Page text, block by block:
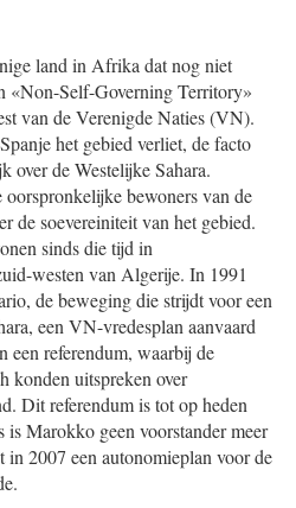
land in Afrika dat nog niet
«Non-Self-Governing Territory»
van de Verenigde Naties (VN).
het gebied verliet, de facto
over de Westelijke Sahara.
bewoners van de
de soevereiniteit van het gebied.
sinds die tijd in
westen van Algerije. In 1991
de beweging die strijdt voor een
een VN-vredesplan aanvaard
een referendum, waarbij de
konden uitspreken over
Dit referendum is tot op heden
Marokko geen voorstander meer
in 2007 een autonomieplan voor de